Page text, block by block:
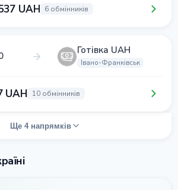
UAH 6 обмінників
Готівка UAH
Івано-Франківськ
UAH 10 обмінників
Ще 4 напрямків